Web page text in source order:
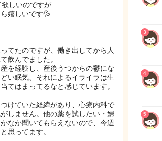
しいのですが...
嬉しいです💦
てたのですが、働き出してから人
飲んでました。
を経験し、産後うつからの鬱にな
い眠気、それによるイライラは生
てはまってるなと感じています。
けていた経緯があり、心療内科で
しません。他の薬を試したい・婦
なか聞いてもらえないので、今週
思ってます。
3
4
5